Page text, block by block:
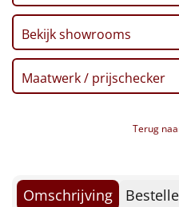
Tas
Wake up light
Slowcooker POPULAIR
Bekijk showrooms
Maatwerk / prijschecker
Terug
Omschrijving